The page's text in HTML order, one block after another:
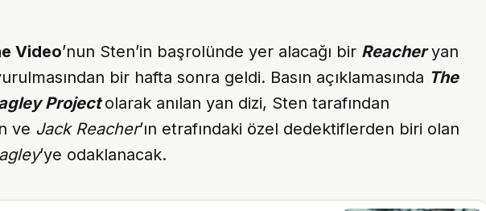
Video’nun Sten’in başrolünde yer alacağı bir Reacheryan
bir hafta sonra geldi. Basın açıklamasında The
Projectolarak anılan yan dizi, Sten tarafından
ve Jack Reacher’ın etrafındaki özel dedektiflerden biri olan
’ye odaklanacak.